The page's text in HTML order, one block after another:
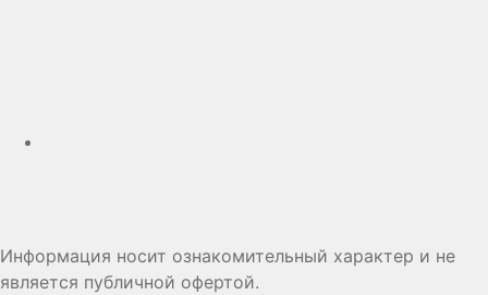
Информация носит ознакомительный характер и не
является публичной офертой.